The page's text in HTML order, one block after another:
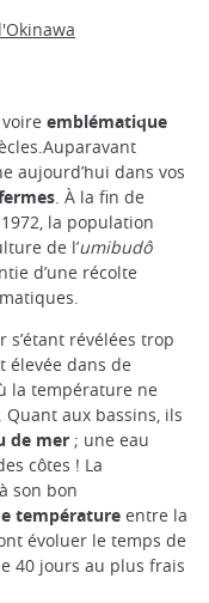
emblématique
aujourd’hui dans vos
. À la fin de
la population
de l’umibudô
d’une récolte
révélées trop
élevée dans de
la température ne
Quant aux bassins, ils
de mer ; une eau
côtes ! La
son bon
température entre la
évoluer le temps de
40 jours au plus frais